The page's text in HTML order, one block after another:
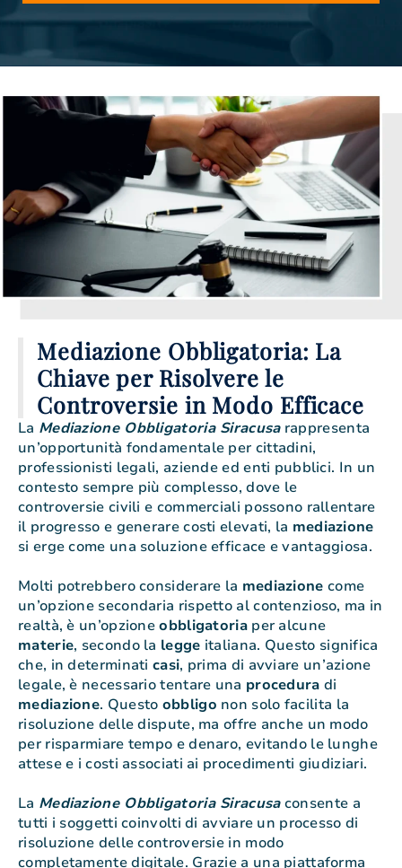
Mediazione Obbligatoria: La
Chiave per Risolvere le
Controversie in Modo Efficace
La Mediazione Obbligatoria Siracusarappresenta
un’opportunità fondamentale per cittadini,
professionisti legali, aziende ed enti pubblici. In un
contesto sempre più complesso, dove le
controversie civili e commerciali possono rallentare
il progresso e generare costi elevati, la mediazione
si erge come una soluzione efficace e vantaggiosa.
Molti potrebbero considerare la mediazione come
un’opzione secondaria rispetto al contenzioso, ma in
realtà, è un’opzioneobbligatoriaper alcune
materie, secondo la legge italiana. Questo significa
che, in determinaticasi, prima di avviare un’azione
legale, è necessario tentare una procedura di
mediazione. Questo obbligo non solo facilita la
risoluzione delle dispute, ma offre anche un modo
per risparmiare tempo e denaro, evitando le lunghe
attese e i costi associati ai procedimenti giudiziari.
La Mediazione Obbligatoria Siracusaconsente a
tutti i soggetti coinvolti di avviare un processo di
risoluzione delle controversie in modo
completamente digitale. Grazie a una piattaforma